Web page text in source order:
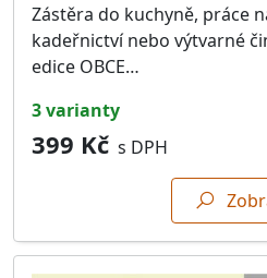
Zástěra do kuchyně, práce
kadeřnictví nebo výtvarné
edice OBCE…
3 varianty
399 Kč s DPH